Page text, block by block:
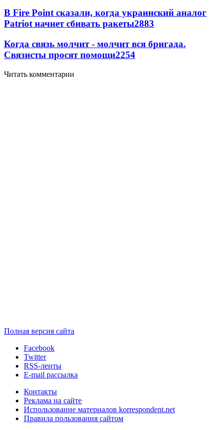
В Fire Point сказали, когда украинский аналог
Patriot начнет сбивать ракеты2883
Когда связь молчит - молчит вся бригада.
Связисты просят помощи2254
Читать комментарии
Полная версия сайта
Facebook
Twitter
RSS-ленты
E-mail рассылка
Контакты
Реклама на сайте
Использование материалов korrespondent.net
Правила пользования сайтом